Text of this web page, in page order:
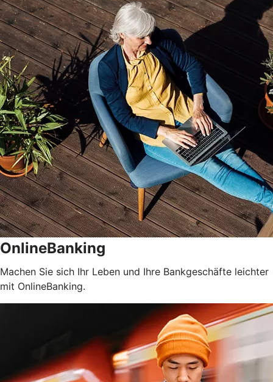
OnlineBanking
Machen Sie sich Ihr Leben und Ihre Bankgeschäfte leichter
mit OnlineBanking.